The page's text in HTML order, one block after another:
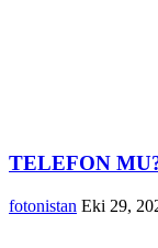
TELEFON
fotonistan Eki 29,